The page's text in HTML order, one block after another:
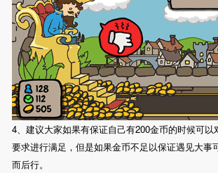
4、建议大家如果有保证自己有200金币的时候可以
要求进行满足，但是如果金币不足以保证遇见大事
而后行。